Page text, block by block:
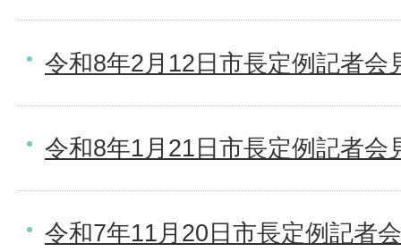
令和8年2月12日市長定例記者会
令和8年1月21日市長定例記者会
令和7年11月20日市長定例記者